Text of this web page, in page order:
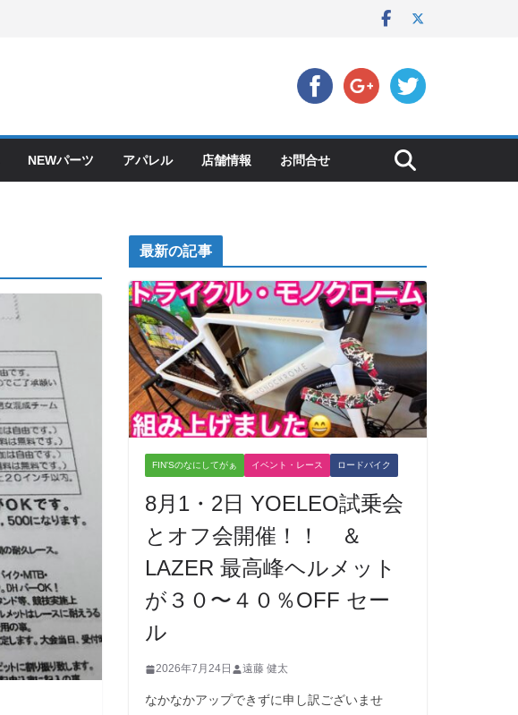
NEWパーツ アパレル 店舗情報 お問合せ
最新の記事
FIN'Sのなにしてがぁ イベント・レース ロードバイク
8月1・2日 YOELEO試乗会
とオフ会開催！！ ＆
LAZER 最高峰ヘルメット
が３０〜４０％OFF セー
ル
2026年7月24日 遠藤 健太
なかなかアップできずに申し訳ございませ